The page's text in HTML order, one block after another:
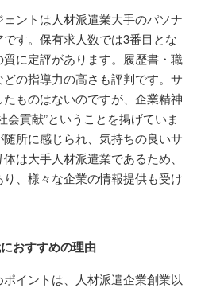
ントは人材派遣業大手のパソナ
す。保有求人数では3番目とな
に定評があります。履歴書・職
の指導力の高さも評判です。サ
ものはないのですが、企業精神
会貢献”ということを掲げていま
所に感じられ、気持ちの良いサ
は大手人材派遣業であるため、
、様々な企業の情報提供も受け
おすすめの理由
イントは、人材派遣企業創業以